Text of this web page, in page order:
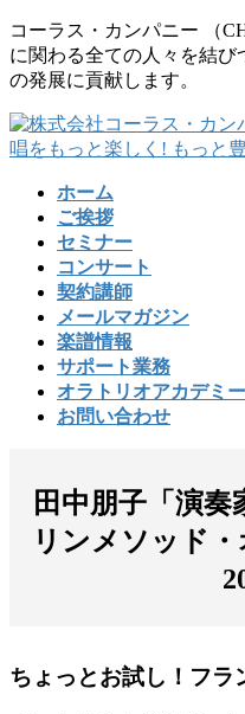
コ
ン
テ
ツ
に
ナ
ビ
ゲ
シ
ョ
コーラス・カンパニー （
に関わる全ての人々を結
の発展に貢献します。
ホーム
ご挨拶
セミナー
コンサート
契約講師
メールマガジン
楽譜情報
サポート業務
オラトリオアカデミ
お問い合わせ
田中朋子「演
リンメソッド
ちょっとお試し！フラ